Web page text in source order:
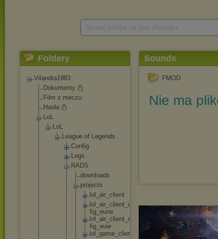
Foldery
Vilandra1983
Dokumenty
Film z meczu
Hasła
LoL
LoL
League of Legends
Config
Logs
RADS
downl oads
projects
lo
air_ cl ient
lo
air_ cl ient _c
fig_ eune
lo
air_ cl ient _c
fig_ euw
lo
game _c lien
Sounds
FMOD
Nie ma